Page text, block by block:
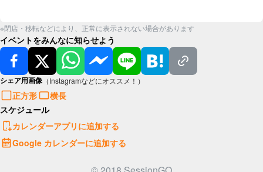
※閉店・移転などにより、正常に表示されない場合があります
イベントをみんなに知らせよう
シェア用画像 （Instagramなどにオススメ！）
正方形
横長
スケジュール
カレンダーアプリに追加する
Google カレンダーに追加する